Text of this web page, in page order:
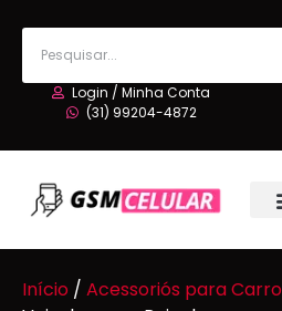
Login / Minha Conta
(31) 99204-4872
Início / Acessoriós para Carro